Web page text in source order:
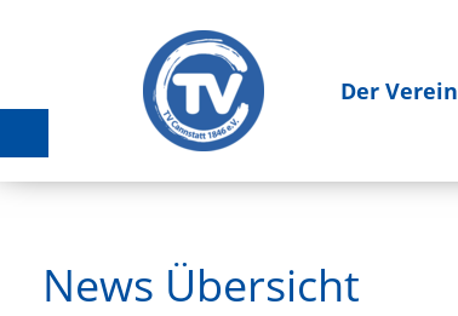
Der Verein
News Übersicht